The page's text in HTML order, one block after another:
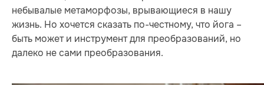
небывалые метаморфозы, врывающиеся в нашу
жизнь. Но хочется сказать по-честному, что йога –
быть может и инструмент для преобразований, но
далеко не сами преобразования.